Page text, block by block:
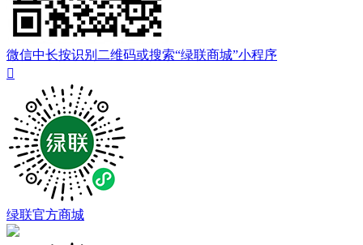
微信中长按识别二维码或搜索“绿联商城”小程序

绿联官方商城